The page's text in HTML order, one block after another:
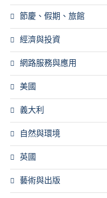
節慶、假期、旅館
經濟與投資
網路服務與應用
美國
義大利
自然與環境
英國
藝術與出版